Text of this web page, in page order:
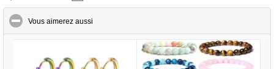
Vous aimerez aussi